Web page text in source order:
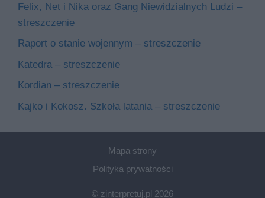
Felix, Net i Nika oraz Gang Niewidzialnych Ludzi –
streszczenie
Raport o stanie wojennym – streszczenie
Katedra – streszczenie
Kordian – streszczenie
Kajko i Kokosz. Szkoła latania – streszczenie
Mapa strony
Polityka prywatności
© zinterpretuj.pl 2026